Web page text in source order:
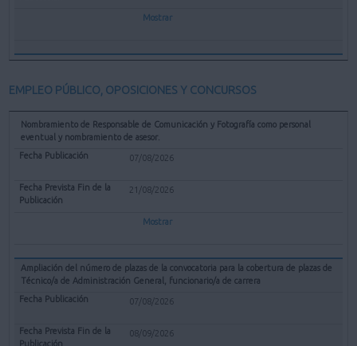
Mostrar
EMPLEO PÚBLICO, OPOSICIONES Y CONCURSOS
Nombramiento de Responsable de Comunicación y Fotografía como personal
eventual y nombramiento de asesor.
07/08/2026
21/08/2026
Mostrar
Ampliación del número de plazas de la convocatoria para la cobertura de plazas de
Técnico/a de Administración General, funcionario/a de carrera
07/08/2026
08/09/2026